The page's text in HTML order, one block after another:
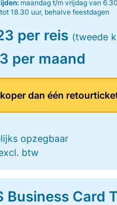
maandag t/m vrijdag van
18.30 uur, behalve feestdagen
per reis (tweede
per maand
dan één
opzegbaar
btw
Business Card